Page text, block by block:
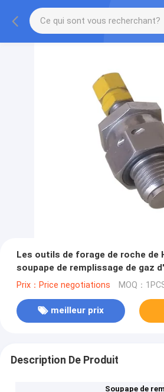
Les outils de forage de roche de
soupape de remplissage de gaz
piston de valve
Prix：Price negotiations MOQ：
meilleur prix
Description De Produit
Soupape de